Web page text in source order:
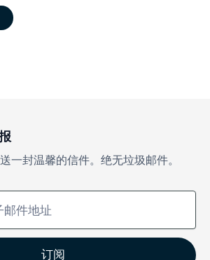
一封温馨的信件。绝无垃圾邮件。